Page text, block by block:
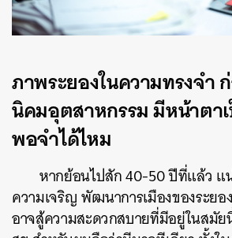
ภาพระยองในความทรงจำ
นิคมอุตสาหกรรม มีหน้าตา
พอจำได้ไหม
หากย้อนไปสัก 40-50 ปีที่แล้ว แ
ความเจริญ พัฒนาการเมืองของระย
อาจสู้ความสะดวกสบายที่มีอยู่ในสมั